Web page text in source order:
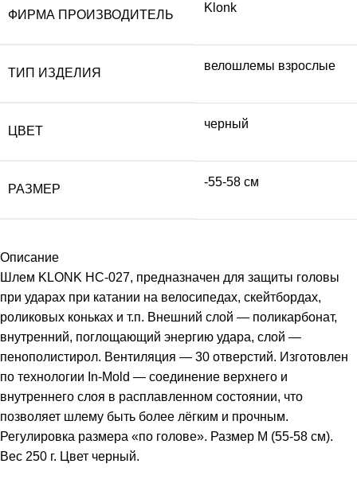
ФИРМА ПРОИЗВОДИТЕЛЬ
Klonk
ТИП ИЗДЕЛИЯ
велошлемы взрослые
ЦВЕТ
черный
РАЗМЕР
-55-58 см
Описание
Шлем KLONK HC-027, предназначен для защиты головы
при ударах при катании на велосипедах, скейтбордах,
роликовых коньках и т.п. Внешний слой — поликарбонат,
внутренний, поглощающий энергию удара, слой —
пенополистирол. Вентиляция — 30 отверстий. Изготовлен
по технологии In-Mold — соединение верхнего и
внутреннего слоя в расплавленном состоянии, что
позволяет шлему быть более лёгким и прочным.
Регулировка размера «по голове». Размер М (55-58 см).
Вес 250 г. Цвет черный.